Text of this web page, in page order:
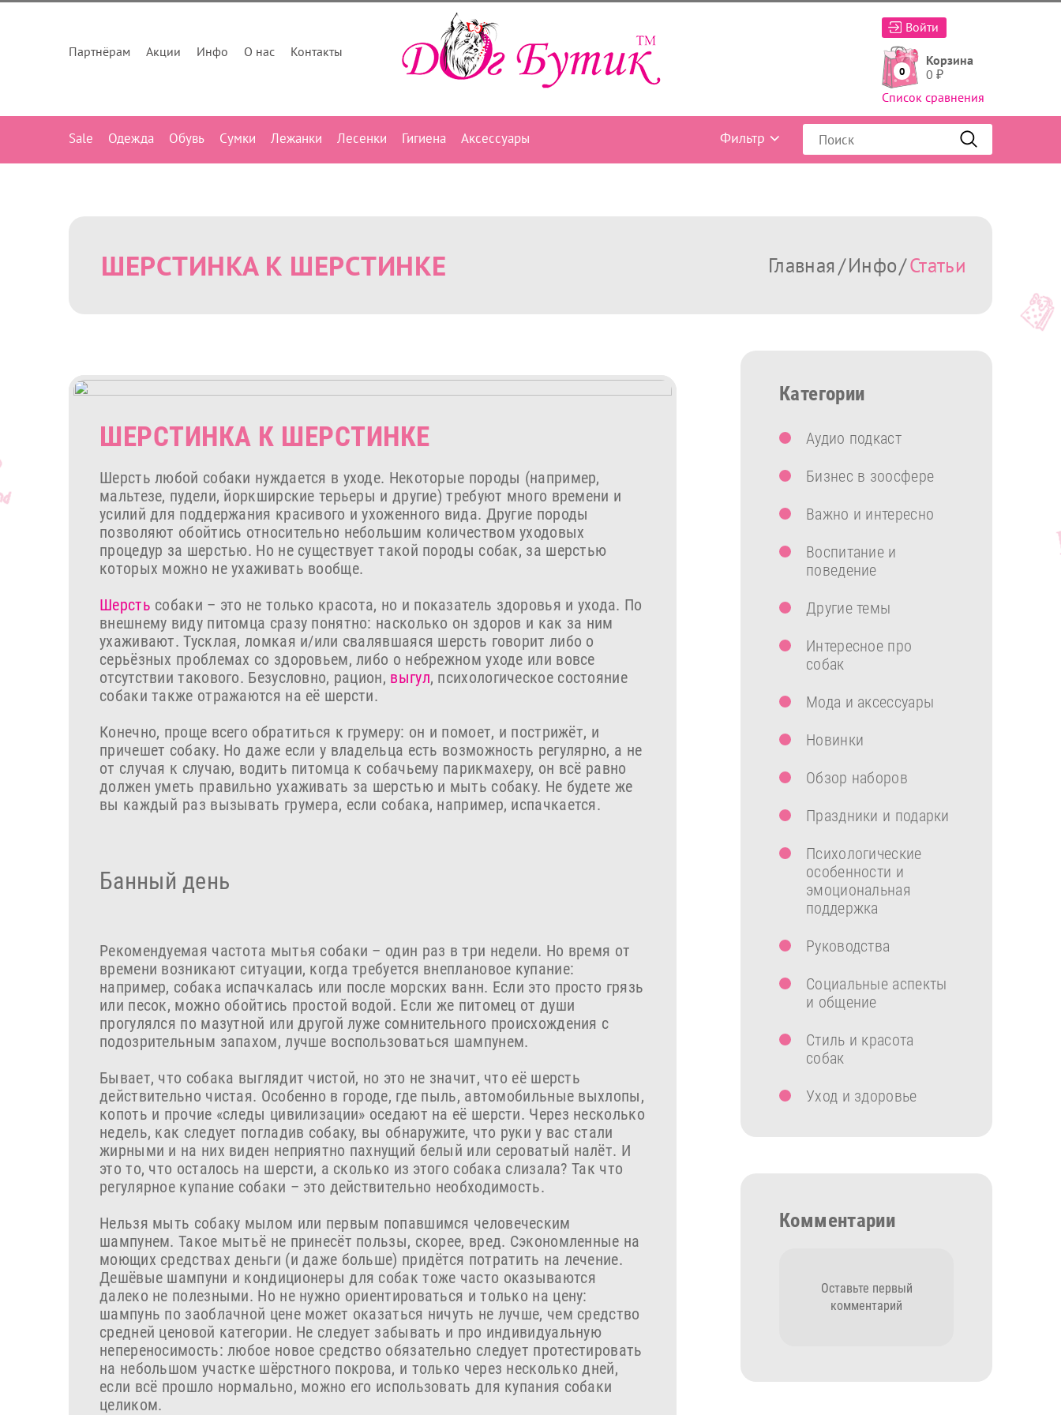
Партнёрам Акции Инфо О нас Контакты
Войти
0
Корзина
0 ₽
Список сравнения
Sale Одежда Обувь Сумки Лежанки Лесенки Гигиена Аксессуары Фильтр
ШЕРСТИНКА К ШЕРСТИНКЕ Главная Инфо Статьи
ШЕРСТИНКА К ШЕРСТИНКЕ
Шерсть любой собаки нуждается в уходе. Некоторые породы (например,
мальтезе, пудели, йоркширские терьеры и другие) требуют много времени и
усилий для поддержания красивого и ухоженного вида. Другие породы
позволяют обойтись относительно небольшим количеством уходовых
процедур за шерстью. Но не существует такой породы собак, за шерстью
которых можно не ухаживать вообще.
Шерсть собаки – это не только красота, но и показатель здоровья и ухода. По
внешнему виду питомца сразу понятно: насколько он здоров и как за ним
ухаживают. Тусклая, ломкая и/или свалявшаяся шерсть говорит либо о
серьёзных проблемах со здоровьем, либо о небрежном уходе или вовсе
отсутствии такового. Безусловно, рацион, выгул, психологическое состояние
собаки также отражаются на её шерсти.
Конечно, проще всего обратиться к грумеру: он и помоет, и пострижёт, и
причешет собаку. Но даже если у владельца есть возможность регулярно, а не
от случая к случаю, водить питомца к собачьему парикмахеру, он всё равно
должен уметь правильно ухаживать за шерстью и мыть собаку. Не будете же
вы каждый раз вызывать грумера, если собака, например, испачкается.
Банный день
Рекомендуемая частота мытья собаки – один раз в три недели. Но время от
времени возникают ситуации, когда требуется внеплановое купание:
например, собака испачкалась или после морских ванн. Если это просто грязь
или песок, можно обойтись простой водой. Если же питомец от души
прогулялся по мазутной или другой луже сомнительного происхождения с
подозрительным запахом, лучше воспользоваться шампунем.
Бывает, что собака выглядит чистой, но это не значит, что её шерсть
действительно чистая. Особенно в городе, где пыль, автомобильные выхлопы,
копоть и прочие «следы цивилизации» оседают на её шерсти. Через несколько
недель, как следует погладив собаку, вы обнаружите, что руки у вас стали
жирными и на них виден неприятно пахнущий белый или сероватый налёт. И
это то, что осталось на шерсти, а сколько из этого собака слизала? Так что
регулярное купание собаки – это действительно необходимость.
Нельзя мыть собаку мылом или первым попавшимся человеческим
шампунем. Такое мытьё не принесёт пользы, скорее, вред. Сэкономленные на
моющих средствах деньги (и даже больше) придётся потратить на лечение.
Дешёвые шампуни и кондиционеры для собак тоже часто оказываются
далеко не полезными. Но не нужно ориентироваться и только на цену:
шампунь по заоблачной цене может оказаться ничуть не лучше, чем средство
средней ценовой категории. Не следует забывать и про индивидуальную
непереносимость: любое новое средство обязательно следует протестировать
на небольшом участке шёрстного покрова, и только через несколько дней,
если всё прошло нормально, можно его использовать для купания собаки
целиком.
Категории
Аудио подкаст
Бизнес в зоосфере
Важно и интересно
Воспитание и
поведение
Другие темы
Интересное про
собак
Мода и аксессуары
Новинки
Обзор наборов
Праздники и подарки
Психологические
особенности и
эмоциональная
поддержка
Руководства
Социальные аспекты
и общение
Стиль и красота
собак
Уход и здоровье
Комментарии
Оставьте первый
комментарий